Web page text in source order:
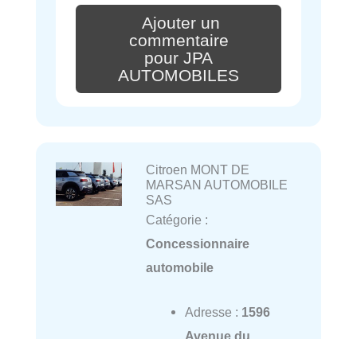
Ajouter un
commentaire
pour JPA
AUTOMOBILES
Citroen MONT DE
MARSAN AUTOMOBILE
SAS
Catégorie :
Concessionnaire
automobile
Adresse : 1596
Avenue du